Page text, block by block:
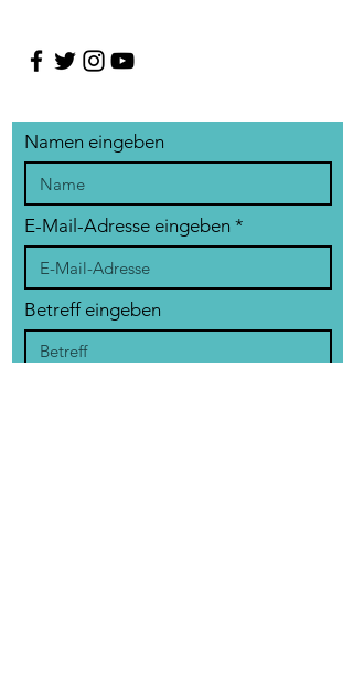
Namen eingeben
E-Mail-Adresse eingeben
Betreff eingeben